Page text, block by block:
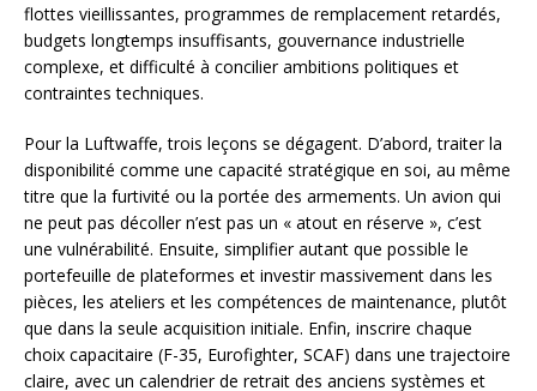
flottes vieillissantes, programmes de remplacement retardés,
budgets longtemps insuffisants, gouvernance industrielle
complexe, et difficulté à concilier ambitions politiques et
contraintes techniques.
Pour la Luftwaffe, trois leçons se dégagent. D’abord, traiter la
disponibilité comme une capacité stratégique en soi, au même
titre que la furtivité ou la portée des armements. Un avion qui
ne peut pas décoller n’est pas un « atout en réserve », c’est
une vulnérabilité. Ensuite, simplifier autant que possible le
portefeuille de plateformes et investir massivement dans les
pièces, les ateliers et les compétences de maintenance, plutôt
que dans la seule acquisition initiale. Enfin, inscrire chaque
choix capacitaire (F-35, Eurofighter, SCAF) dans une trajectoire
claire, avec un calendrier de retrait des anciens systèmes et